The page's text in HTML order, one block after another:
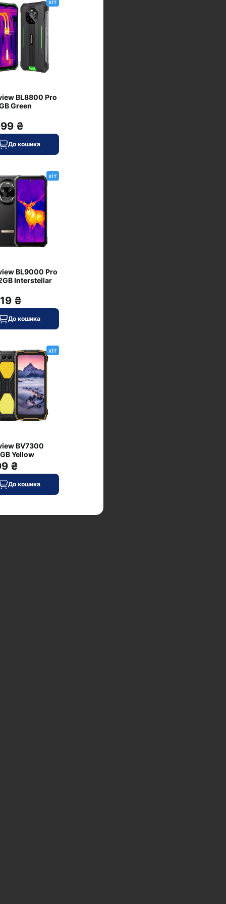
хіт
BL8800 Pro
Green
₴
До кошика
хіт
BL9000 Pro
Interstellar
₴
До кошика
хіт
BV7300
Yellow
₴
До кошика